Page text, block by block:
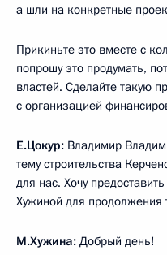
а шли на конкретные
Прикиньте это вместе с
попрошу это продумать,
властей. Сделайте такую
с организацией
Е.Цокур: Владимир
тему строительства
для нас. Хочу
Хужиной для продолжения
М.Хужина: Добрый день!